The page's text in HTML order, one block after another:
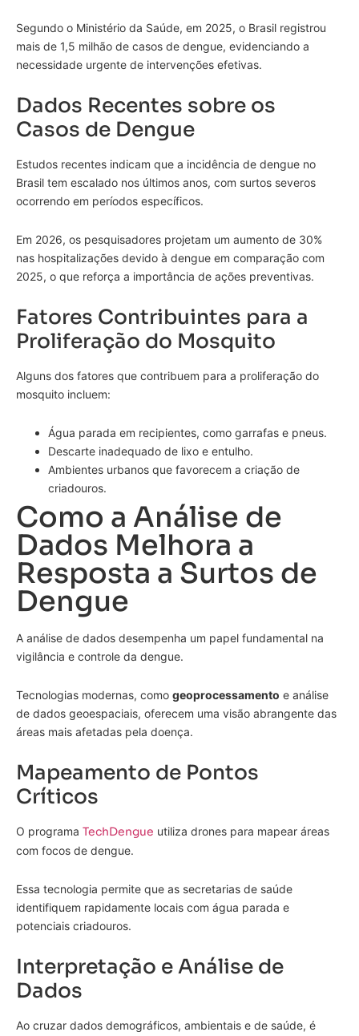
Segundo o Ministério da Saúde, em 2025, o Brasil registrou
mais de 1,5 milhão de casos de dengue, evidenciando a
necessidade urgente de intervenções efetivas.
Dados Recentes sobre os
Casos de Dengue
Estudos recentes indicam que a incidência de dengue no
Brasil tem escalado nos últimos anos, com surtos severos
ocorrendo em períodos específicos.
Em 2026, os pesquisadores projetam um aumento de 30%
nas hospitalizações devido à dengue em comparação com
2025, o que reforça a importância de ações preventivas.
Fatores Contribuintes para a
Proliferação do Mosquito
Alguns dos fatores que contribuem para a proliferação do
mosquito incluem:
Água parada em recipientes, como garrafas e pneus.
Descarte inadequado de lixo e entulho.
Ambientes urbanos que favorecem a criação de
criadouros.
Como a Análise de
Dados Melhora a
Resposta a Surtos de
Dengue
A análise de dados desempenha um papel fundamental na
vigilância e controle da dengue.
Tecnologias modernas, como geoprocessamento e análise
de dados geoespaciais, oferecem uma visão abrangente das
áreas mais afetadas pela doença.
Mapeamento de Pontos
Críticos
O programa TechDengue utiliza drones para mapear áreas
com focos de dengue.
Essa tecnologia permite que as secretarias de saúde
identifiquem rapidamente locais com água parada e
potenciais criadouros.
Interpretação e Análise de
Dados
Ao cruzar dados demográficos, ambientais e de saúde, é